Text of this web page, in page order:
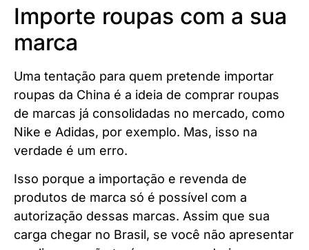
Importe roupas com a sua
marca
Uma tentação para quem pretende importar
roupas da China é a ideia de comprar roupas
de marcas já consolidadas no mercado, como
Nike e Adidas, por exemplo. Mas, isso na
verdade é um erro.
Isso porque a importação e revenda de
produtos de marca só é possível com a
autorização dessas marcas. Assim que sua
carga chegar no Brasil, se você não apresentar